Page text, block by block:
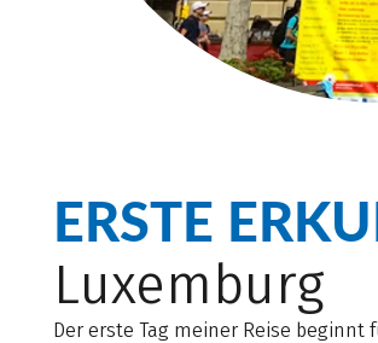
ERSTE
Luxemburg
Der erste Tag meiner Reise